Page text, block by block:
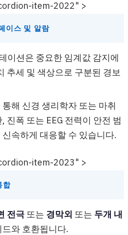
item-2022" >
이스 및 알람
이션은 중요한 임계값 감지에
추세 및 색상으로 구분된 경보
해 신경 생리학자 또는 마취
진폭 또는 EEG 전력이 안전 범
속하게 대응할 수 있습니다.
item-2023" >
합
전극 또는 경막외 또는 두개 내
와 호환됩니다.